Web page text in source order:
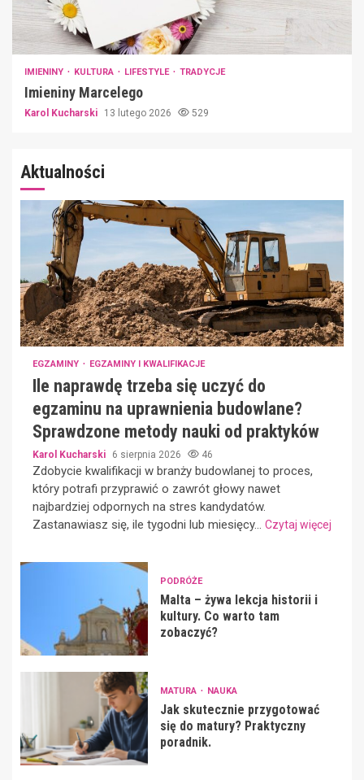
IMIENINY KULTURA LIFESTYLE TRADYCJE
Imieniny Marcelego
Karol Kucharski 13 lutego 2026 529
Aktualności
EGZAMINY EGZAMINY I KWALIFIKACJE
Ile naprawdę trzeba się uczyć do
egzaminu na uprawnienia budowlane?
Sprawdzone metody nauki od praktyków
Karol Kucharski 6 sierpnia 2026 46
Zdobycie kwalifikacji w branży budowlanej to proces,
który potrafi przyprawić o zawrót głowy nawet
najbardziej odpornych na stres kandydatów.
Zastanawiasz się, ile tygodni lub miesięcy... Czytaj więcej
PODRÓŻE
Malta – żywa lekcja historii i
kultury. Co warto tam
zobaczyć?
MATURA NAUKA
Jak skutecznie przygotować
się do matury? Praktyczny
poradnik.